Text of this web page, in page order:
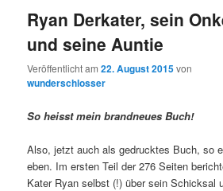
Ryan Derkater, sein
und seine Auntie
Veröffentlicht am22. August 2015von
wunderschlosser
So heisst mein brandneues Buch!
Also, jetzt auch als gedrucktes Buch, so
eben. Im ersten Teil der 276 Seiten
Kater Ryan selbst (!) über sein Schicksal